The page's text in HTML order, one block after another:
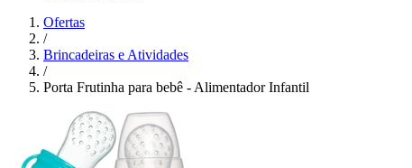
Ofertas
/
Brincadeiras e Atividades
/
Porta Frutinha para bebê - Alimentador Infantil